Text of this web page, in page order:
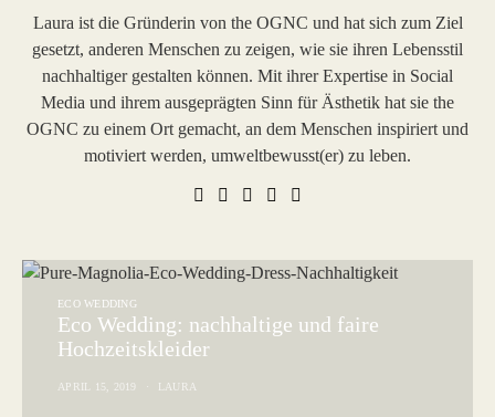
Laura ist die Gründerin von the OGNC und hat sich zum Ziel
gesetzt, anderen Menschen zu zeigen, wie sie ihren Lebensstil
nachhaltiger gestalten können. Mit ihrer Expertise in Social
Media und ihrem ausgeprägten Sinn für Ästhetik hat sie the
OGNC zu einem Ort gemacht, an dem Menschen inspiriert und
motiviert werden, umweltbewusst(er) zu leben.
ECO WEDDING
Eco Wedding: nachhaltige und faire
Hochzeitskleider
APRIL 15, 2019 LAURA